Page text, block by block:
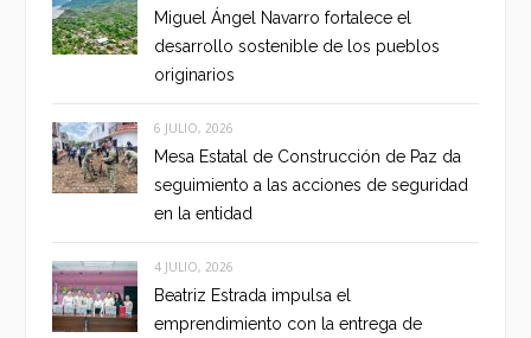
Miguel Ángel Navarro fortalece el
desarrollo sostenible de los pueblos
originarios
6 JULIO, 2026
Mesa Estatal de Construcción de Paz da
seguimiento a las acciones de seguridad
en la entidad
4 JULIO, 2026
Beatriz Estrada impulsa el
emprendimiento con la entrega de